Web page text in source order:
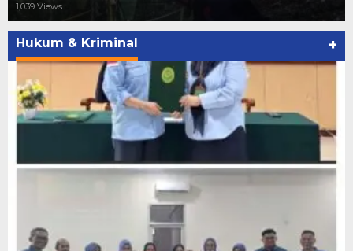
1,039 Views
Hukum & Kriminal +